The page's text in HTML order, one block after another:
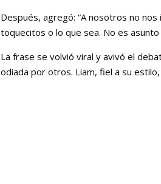
Después, agregó: “A nosotros no
toquecitos o lo que sea. No es
La frase se volvió viral y avivó el
odiada por otros. Liam, fiel a su